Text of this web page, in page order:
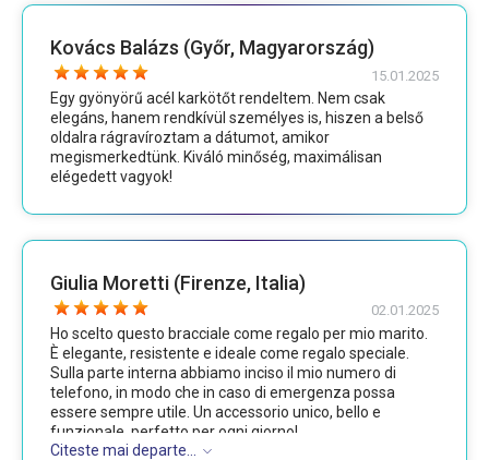
Kovács Balázs (Győr, Magyarország)
15.01.2025
Egy gyönyörű acél karkötőt rendeltem. Nem csak
elegáns, hanem rendkívül személyes is, hiszen a belső
oldalra rágravíroztam a dátumot, amikor
megismerkedtünk. Kiváló minőség, maximálisan
elégedett vagyok!
Giulia Moretti (Firenze, Italia)
02.01.2025
Ho scelto questo bracciale come regalo per mio marito.
È elegante, resistente e ideale come regalo speciale.
Sulla parte interna abbiamo inciso il mio numero di
telefono, in modo che in caso di emergenza possa
essere sempre utile. Un accessorio unico, bello e
funzionale, perfetto per ogni giorno!
Citeste mai departe...